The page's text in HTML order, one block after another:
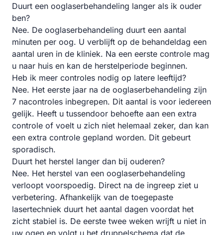
Duurt een ooglaserbehandeling langer als ik ouder
ben?
Nee. De ooglaserbehandeling duurt een aantal
minuten per oog. U verblijft op de behandeldag een
aantal uren in de kliniek. Na een eerste controle mag
u naar huis en kan de herstelperiode beginnen.
Heb ik meer controles nodig op latere leeftijd?
Nee. Het eerste jaar na de ooglaserbehandeling zijn
7 nacontroles inbegrepen. Dit aantal is voor iedereen
gelijk. Heeft u tussendoor behoefte aan een extra
controle of voelt u zich niet helemaal zeker, dan kan
een extra controle gepland worden. Dit gebeurt
sporadisch.
Duurt het herstel langer dan bij ouderen?
Nee. Het herstel van een ooglaserbehandeling
verloopt voorspoedig. Direct na de ingreep ziet u
verbetering. Afhankelijk van de toegepaste
lasertechniek duurt het aantal dagen voordat het
zicht stabiel is. De eerste twee weken wrijft u niet in
uw ogen en volgt u het druppelschema dat de